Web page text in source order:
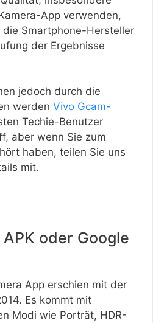
App verwenden,
Smartphone-Hersteller
der Ergebnisse
jedoch durch die
werden Vivo Gcam-
Techie-Benutzer
aber wenn Sie zum
haben, teilen Sie uns
mit.
oder Google
App erschien mit der
Es kommt mit
Modi wie Porträt, HDR-